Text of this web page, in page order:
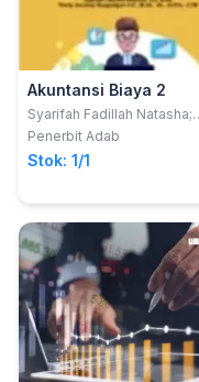
Akuntansi Biaya 2
Syarifah Fadillah Natasha;
Thetty Surienty Rajagukguk
Penerbit Adab
Stok: 1/1